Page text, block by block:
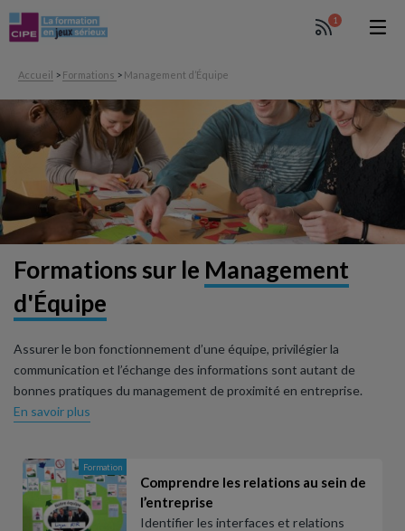
1
Accueil > Formations > Management d’Équipe
Formations sur le Management
d'Équipe
Assurer le bon fonctionnement d’une équipe, privilégier la
communication et l’échange des informations sont autant de
bonnes pratiques du management de proximité en entreprise.
En savoir plus
Formation
Comprendre les relations au sein de
l’entreprise
Identifier les interfaces et relations